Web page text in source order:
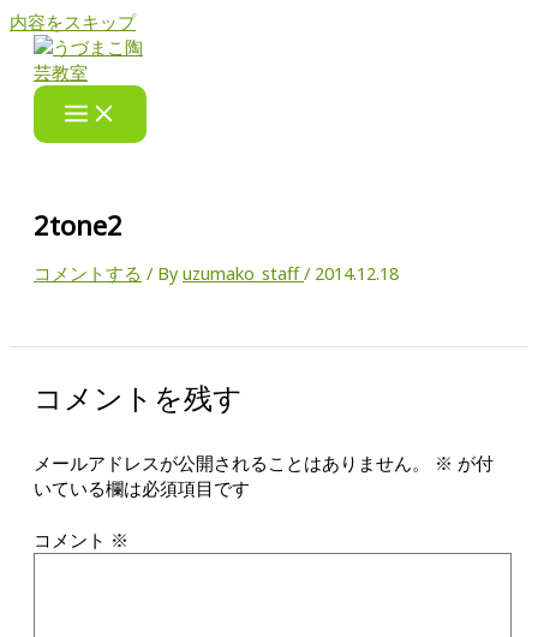
内容をスキップ
2tone2
コメントする / Byuzumako_staff/ 2014.12.18
コメントを残す
メールアドレスが公開されることはありません。 ※ が付
いている欄は必須項目です
コメント ※